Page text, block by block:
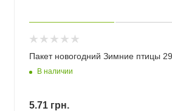
Пакет новогодний Зимние птицы
В наличии
5.71грн.